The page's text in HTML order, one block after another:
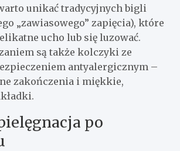
unikać tradycyjnych bigli
„zawiasowego” zapięcia), które
ucho lub się luzować.
są także kolczyki ze
antyalergicznym –
zakończenia i miękkie,
po